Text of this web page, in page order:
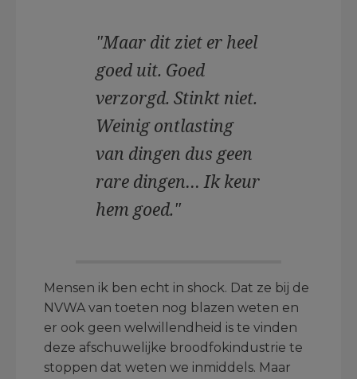
"Maar dit ziet er heel
goed uit. Goed
verzorgd. Stinkt niet.
Weinig ontlasting
van dingen dus geen
rare dingen… Ik keur
hem goed."
Mensen ik ben echt in shock. Dat ze bij de
NVWA van toeten nog blazen weten en
er ook geen welwillendheid is te vinden
deze afschuwelijke broodfokindustrie te
stoppen dat weten we inmiddels. Maar